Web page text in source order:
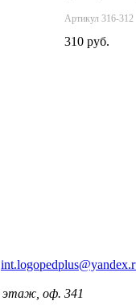
Артикул 316-312
310 руб.
этаж, оф. 341